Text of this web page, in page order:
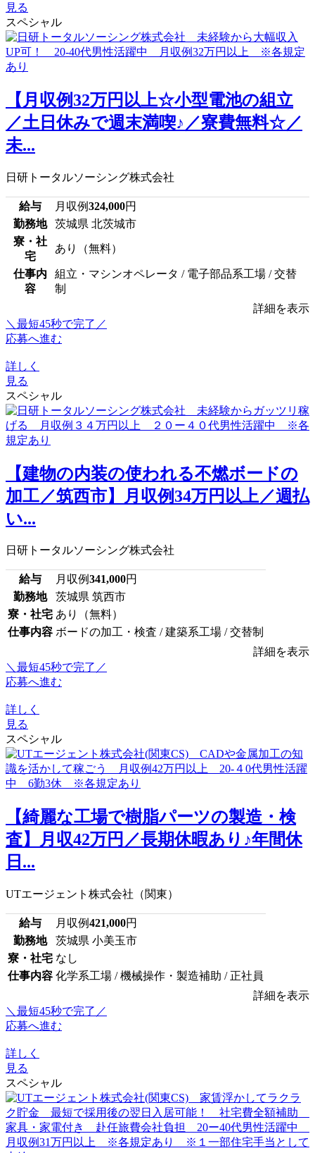
見る
スペシャル
【月収例32万円以上☆小型電池の組立
／土日休みで週末満喫♪／寮費無料☆／
未...
日研トータルソーシング株式会社
給与 月収例324,000円
勤務地
茨城県 北茨城市
寮・社
宅
あり（無料）
仕事内
容
組立・マシンオペレータ / 電子部品系工場 / 交替
制
詳細を表示
＼最短45秒で完了／
応募へ進む
詳しく
見る
スペシャル
【建物の内装の使われる不燃ボードの
加工／筑西市】月収例34万円以上／週払
い...
日研トータルソーシング株式会社
給与 月収例341,000円
勤務地
茨城県 筑西市
寮・社宅 あり（無料）
仕事内容 ボードの加工・検査 / 建築系工場 / 交替制
詳細を表示
＼最短45秒で完了／
応募へ進む
詳しく
見る
スペシャル
【綺麗な工場で樹脂パーツの製造・検
査】月収42万円／長期休暇あり♪年間休
日...
UTエージェント株式会社（関東）
給与 月収例421,000円
勤務地
茨城県 小美玉市
寮・社宅 なし
仕事内容 化学系工場 / 機械操作・製造補助 / 正社員
詳細を表示
＼最短45秒で完了／
応募へ進む
詳しく
見る
スペシャル